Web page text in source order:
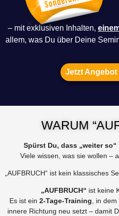
– mit exklusiven Inhalten,
allem, was Du über Deine
Jetzt Angebot
WARUM
Spürst Du, dass „weiter
Viele wissen, was sie wollen –
„AUFBRUCH“ ist kein klassisches
„AUFBRUCH“ ist keine
Es ist ein 2-Tage-Training, in dem
innere Richtung neu setzt – damit